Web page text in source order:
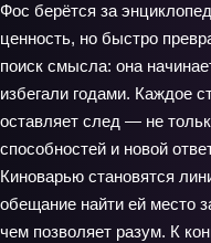
Фос берётся за
ценность, но быстро
поиск смысла: она
избегали годами. Каждое
оставляет след — не
способностей и новой
Киноварью становятся
обещание найти ей место
чем позволяет разум. К